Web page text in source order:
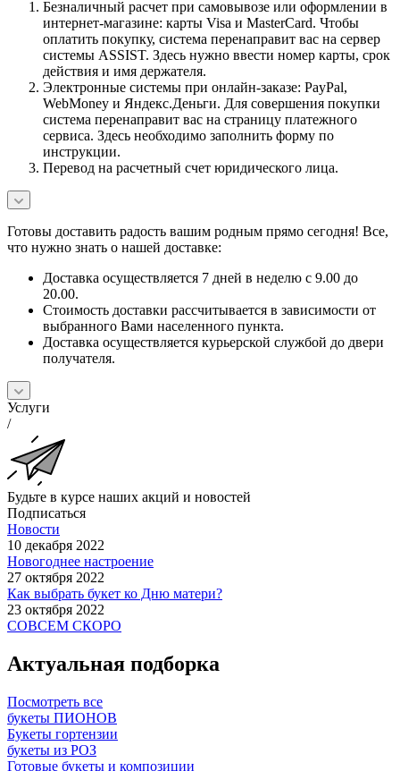
Безналичный расчет при самовывозе или оформлении в
интернет-магазине: карты Visa и MasterCard. Чтобы
оплатить покупку, система перенаправит вас на сервер
системы ASSIST. Здесь нужно ввести номер карты, срок
действия и имя держателя.
Электронные системы при онлайн-заказе: PayPal,
WebMoney и Яндекс.Деньги. Для совершения покупки
система перенаправит вас на страницу платежного
сервиса. Здесь необходимо заполнить форму по
инструкции.
Перевод на расчетный счет юридического лица.
Готовы доставить радость вашим родным прямо сегодня! Все,
что нужно знать о нашей доставке:
Доставка осуществляется 7 дней в неделю с 9.00 до
20.00.
Стоимость доставки рассчитывается в зависимости от
выбранного Вами населенного пункта.
Доставка осуществляется курьерской службой до двери
получателя.
Услуги
/
Будьте в курсе наших акций и новостей
Подписаться
Новости
10 декабря 2022
Новогоднее настроение
27 октября 2022
Как выбрать букет ко Дню матери?
23 октября 2022
СОВСЕМ СКОРО
Актуальная подборка
Посмотреть все
букеты ПИОНОВ
Букеты гортензии
букеты из РОЗ
Готовые букеты и композиции